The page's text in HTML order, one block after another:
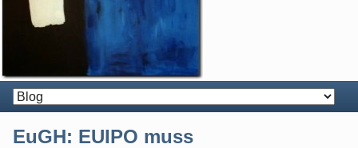
EuGH: EUIPO muss